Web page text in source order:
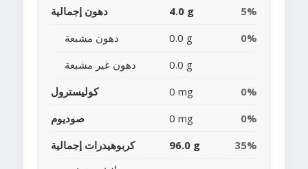
دهون إجمالية 4.0 g
5%
دهون مشبعة
0.0 g
0%
دهون غير مشبعة
0.0 g
كوليسترول
0 mg
0%
صوديوم
0 mg
0%
كربوهيدرات إجمالية
96.0 g
35%